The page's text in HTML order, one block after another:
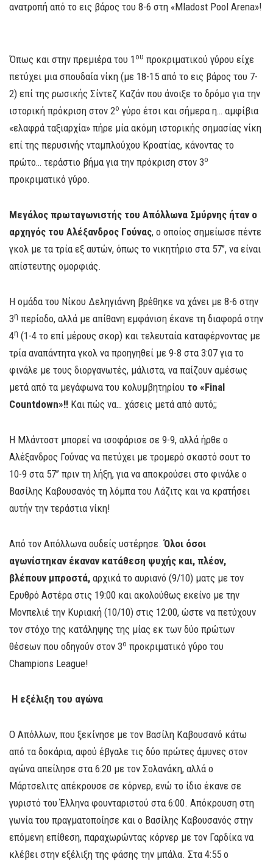
ανατροπή από το εις βάρος του 8-6 στη «Mladost Pool Arena»!
Όπως και στην πρεμιέρα του 1ου προκριματικού γύρου είχε
πετύχει μια σπουδαία νίκη (με 18-15 από το εις βάρος του 7-
2) επί της ρωσικής Σίντεζ Καζάν που άνοιξε το δρόμο για την
ιστορική πρόκριση στον 2ο γύρο έτσι και σήμερα η… αμφίβια
«ελαφρά ταξιαρχία» πήρε μία ακόμη ιστορικής σημασίας νίκη
επί της περυσινής νταμπλούχου Κροατίας, κάνοντας το
πρώτο… τεράστιο βήμα για την πρόκριση στον 3ο
προκριματικό γύρο.
Μεγάλος πρωταγωνιστής του Απόλλωνα Σμύρνης ήταν ο
αρχηγός του Αλέξανδρος Γούνας, ο οποίος σημείωσε πέντε
γκολ με τα τρία εξ αυτών, όπως το νικητήριο στα 57’’, να είναι
απίστευτης ομορφιάς.
Η ομάδα του Νίκου Δεληγιάννη βρέθηκε να χάνει με 8-6 στην
3η περίοδο, αλλά με απίθανη εμφάνιση έκανε τη διαφορά στην
4η (1-4 το επί μέρους σκορ) και τελευταία καταφέρνοντας με
τρία αναπάντητα γκολ να προηγηθεί με 9-8 στα 3:07 για το
φινάλε με τους διοργανωτές, μάλιστα, να παίζουν αμέσως
μετά από τα μεγάφωνα του κολυμβητηρίου το «Final
Countdown»!! Και πώς να… χάσεις μετά από αυτό;;
Η Μλάντοστ μπορεί να ισοφάρισε σε 9-9, αλλά ήρθε ο
Αλέξανδρος Γούνας να πετύχει με τρομερό σκαστό σουτ το
10-9 στα 57’’ πριν τη λήξη, για να αποκρούσει στο φινάλε ο
Βασίλης Καβουσανός τη λόμπα του Λάζιτς και να κρατήσει
αυτήν την τεράστια νίκη!
Από τον Απόλλωνα ουδείς υστέρησε.Όλοι όσοι
αγωνίστηκαν έκαναν κατάθεση ψυχής και, πλέον,
βλέπουν μπροστά, αρχικά το αυριανό (9/10) ματς με τον
Ερυθρό Αστέρα στις 19:00 και ακολούθως εκείνο με την
Μονπελιέ την Κυριακή (10/10) στις 12:00, ώστε να πετύχουν
τον στόχο της κατάληψης της μίας εκ των δύο πρώτων
θέσεων που οδηγούν στον 3ο προκριματικό γύρο του
Champions League!
Η εξέλιξη του αγώνα
Ο Απόλλων, που ξεκίνησε με τον Βασίλη Καβουσανό κάτω
από τα δοκάρια, αφού έβγαλε τις δύο πρώτες άμυνες στον
αγώνα απείλησε στα 6:20 με τον Σολανάκη, αλλά ο
Μάρτσελιτς απέκρουσε σε κόρνερ, ενώ το ίδιο έκανε σε
γυριστό του Έλληνα φουνταριστού στα 6:00. Απόκρουση στη
γωνία του πραγματοποίησε και ο Βασίλης Καβουσανός στην
επόμενη επίθεση, παραχωρώντας κόρνερ με τον Γαρδίκα να
κλέβει στην εξέλιξη της φάσης την μπάλα. Στα 4:55 ο